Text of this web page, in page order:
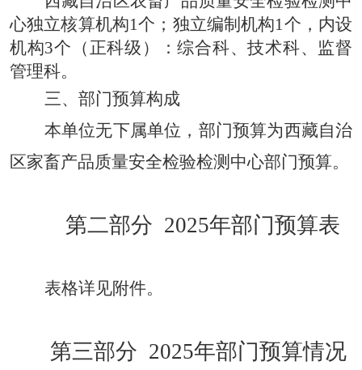
心独立核算机构1个；独立编制机构1个，内设
机构3个（正科级）：综合科、技术科、监督
管理科。
三、 部门预算构成
本单位无下属单位，部门预算为西藏自治
区家畜产品质量安全检验检测中心部门预算。
第二部分 2025年部门预算表
表格详见附件。
第三部分 2025年部门预算情况